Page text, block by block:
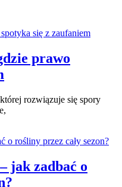
prawo
rozwiązuje się spory
jak zadbać o